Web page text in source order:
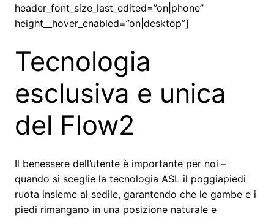
header_font_size_last_edited=”on|phone”
height__hover_enabled=”on|desktop”]
Tecnologia
esclusiva e unica
del Flow2
Il benessere dell’utente è importante per noi –
quando si sceglie la tecnologia ASL il poggiapiedi
ruota insieme al sedile, garantendo che le gambe e i
piedi rimangano in una posizione naturale e